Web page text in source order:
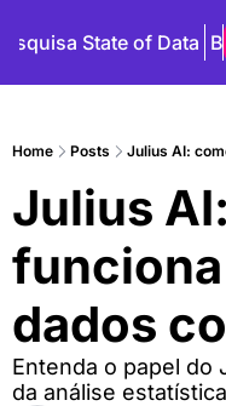
State of Data
Home Posts Julius AI:
Julius
dados
Entenda o papel do
da análise